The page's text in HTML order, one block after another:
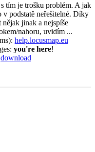
tím je trošku problém. A jak
podstatě neřešitelné. Díky
jinak a nejspíše
nahoru, uvidím ...
help.locusmap.eu
you're here!
download